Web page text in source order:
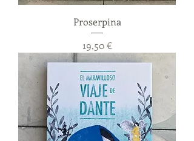
Proserpina
Precio
19,50 €